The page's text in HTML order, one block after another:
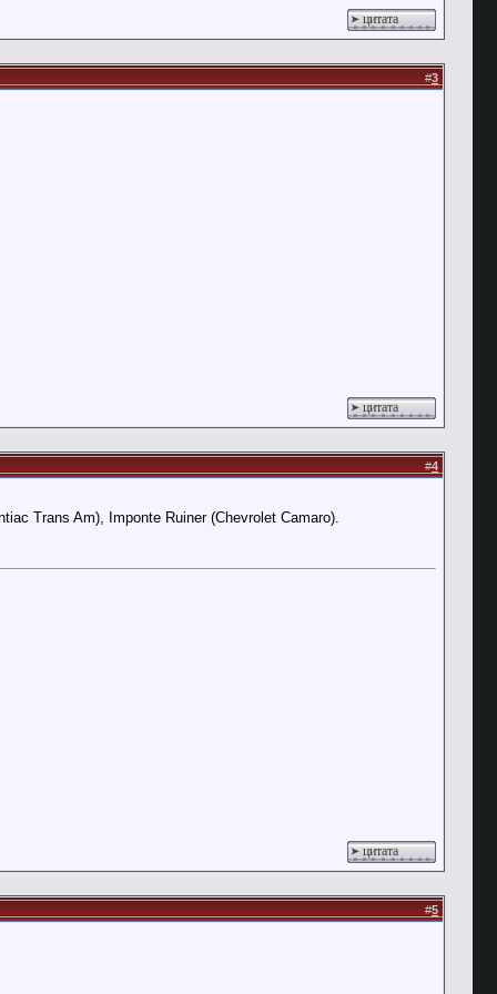
цитата
#3
цитата
#4
Trans Am), Imponte Ruiner (Chevrolet Camaro).
цитата
#5